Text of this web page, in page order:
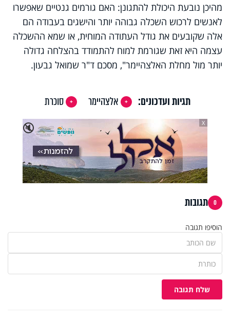
מהיכן נובעת היכולת להתגונן: האם גורמים גנטיים שאפשרו
לאנשים לרכוש השכלה גבוהה יותר והישגים בעבודה הם
אלה שקובעים את גודל העתודה המוחית, או שמא ההשכלה
עצמה היא זאת שגורמת למוח להתמודד בהצלחה גדולה
יותר מול מחלת האלצהיימר", מסכם ד"ר שמואל גבעון.
תגיות ועדכונים: אלצהיימר
סוכרת
🔇
X
0 תגובות
הוסיפו תגובה
שלח תגובה